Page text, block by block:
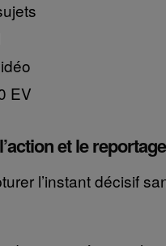
EV
et le reportage
l’instant décisif